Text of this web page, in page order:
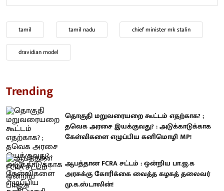
tamil tamil nadu chief minister mk stalin
dravidian model
Trending
தொகுதி மறுவரையறை கூட்டம் எதற்காக? ;
தவெக அரசை இயக்குவது? : அடுக்காடுக்காக
கேள்விகளை எழுப்பிய கனிமொழி MP!
ஆபத்தான FCRA சட்டம் : ஒன்றிய பா.ஜ.க
அரசுக்கு கோரிக்கை வைத்த கழகத் தலைவர்
மு.க.ஸ்டாலின்!